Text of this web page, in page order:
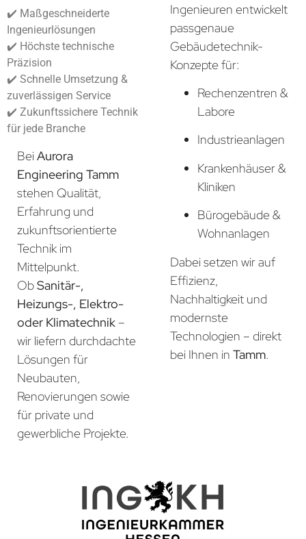
✔️ Maßgeschneiderte
Ingenieurlösungen
✔️ Höchste technische
Präzision
✔️ Schnelle Umsetzung &
zuverlässigen Service
✔️ Zukunftssichere Technik
für jede Branche
BeiAurora
Engineering Tamm
stehen Qualität,
Erfahrung und
zukunftsorientierte
Technik im
Mittelpunkt.
ObSanitär-,
Heizungs-, Elektro-
oder Klimatechnik –
wir liefern durchdachte
Lösungen für
Neubauten,
Renovierungen sowie
für private und
gewerbliche Projekte.
Ingenieuren entwickelt
passgenaue
Gebäudetechnik-
Konzepte für:
Rechenzentren &
Labore
Industrieanlagen
Krankenhäuser &
Kliniken
Bürogebäude &
Wohnanlagen
Dabei setzen wir auf
Effizienz,
Nachhaltigkeit und
modernste
Technologien – direkt
bei Ihnen in Tamm.